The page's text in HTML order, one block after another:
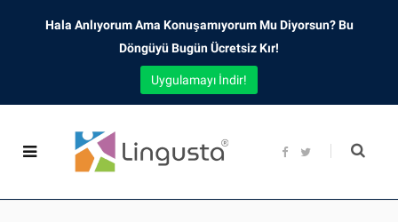
F
b
t
Hala Anlıyorum Ama Konuşamıyorum Mu Diyorsun? Bu
Döngüyü Bugün Ücretsiz Kır!
Uygulamayı İndir!